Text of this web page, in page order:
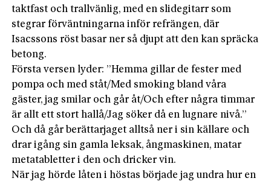
taktfast och trallvänlig, med en slidegitarr som
stegrar förväntningarna inför refrängen, där
Isacssons röst basar ner så djupt att den kan spräcka
betong.
Första versen lyder: ”Hemma gillar de fester med
pompa och med ståt/Med smoking bland våra
gäster, jag smilar och går åt/Och efter några timmar
är allt ett stort hallå/Jag söker då en lugnare nivå.”
Och då går berättarjaget alltså ner i sin källare och
drar igång sin gamla leksak, ångmaskinen, matar
metatabletter i den och dricker vin.
När jag hörde låten i höstas började jag undra hur en